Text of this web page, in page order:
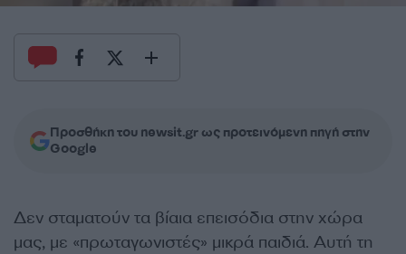
Προσθήκη του newsit.gr ως προτεινόμενη πηγή στην
Google
Δεν σταματούν τα βίαια επεισόδια στην χώρα
μας, με «πρωταγωνιστές» μικρά παιδιά. Αυτή τη